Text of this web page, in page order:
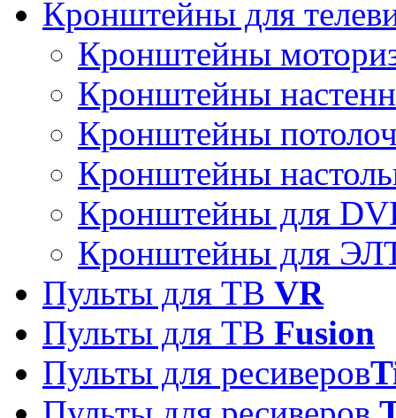
Кронштейны для
Кронштейны
Кронштейны
Кронштейны
Кронштейны
Кронштейны для
Кронштейны для
Пульты для ТВ VR
Пульты для ТВ Fusion
Пульты для ресиверов